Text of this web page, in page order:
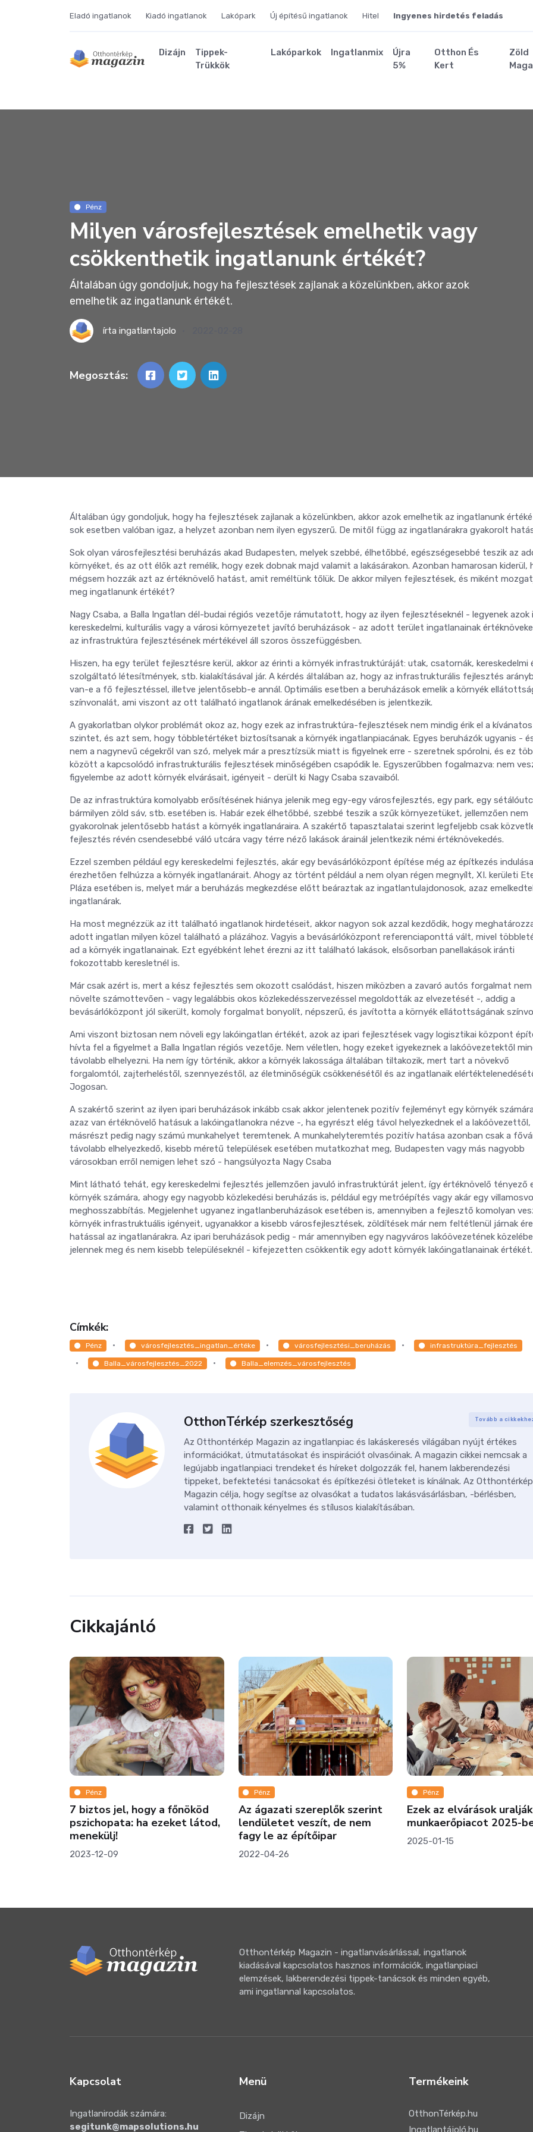
Eladó ingatlanok Kiadó ingatlanok Lakópark Új építésű ingatlanok Hitel Ingyenes hirdetés feladás
Dizájn
Tippek-
Trükkök
Lakóparkok Ingatlanmix
Újra
5%
Otthon És
Kert
Zöld
Pénz
Milyen városfejlesztések emelhetik vagy
csökkenthetik ingatlanunk értékét?
Általában úgy gondoljuk, hogy ha fejlesztések zajlanak a közelünkben, akkor azok
emelhetik az ingatlanunk értékét.
írta ingatlantajolo
Megosztás:
Általában úgy gondoljuk, hogy ha fejlesztések zajlanak a közelünkben, akkor azok emelhetik az ingatlanunk
sok esetben valóban igaz, a helyzet azonban nem ilyen egyszerű. De mitől függ az ingatlanárakra gyakorolt
Sok olyan városfejlesztési beruházás akad Budapesten, melyek szebbé, élhetőbbé, egészségesebbé teszik az
környéket, és az ott élők azt remélik, hogy ezek dobnak majd valamit a lakásárakon. Azonban hamarosan kiderül,
mégsem hozzák azt az értéknövelő hatást, amit reméltünk tőlük. De akkor milyen fejlesztések, és miként
meg ingatlanunk értékét?
Nagy Csaba, a Balla Ingatlan dél-budai régiós vezetője rámutatott, hogy az ilyen fejlesztéseknél - legyenek azok
kereskedelmi, kulturális vagy a városi környezetet javító beruházások - az adott terület ingatlanainak
az infrastruktúra fejlesztésének mértékével áll szoros összefüggésben.
Hiszen, ha egy terület fejlesztésre kerül, akkor az érinti a környék infrastruktúráját: utak, csatornák, kereskedelmi
szolgáltató létesítmények, stb. kialakításával jár. A kérdés általában az, hogy az infrastrukturális fejlesztés
van-e a fő fejlesztéssel, illetve jelentősebb-e annál. Optimális esetben a beruházások emelik a környék
színvonalát, ami viszont az ott található ingatlanok árának emelkedésében is jelentkezik.
A gyakorlatban olykor problémát okoz az, hogy ezek az infrastruktúra-fejlesztések nem mindig érik el a kívánatos
szintet, és azt sem, hogy többletértéket biztosítsanak a környék ingatlanpiacának. Egyes beruházók ugyanis -
nem a nagynevű cégekről van szó, melyek már a presztízsük miatt is figyelnek erre - szeretnek spórolni, és ez
között a kapcsolódó infrastrukturális fejlesztések minőségében csapódik le. Egyszerűbben fogalmazva: nem
figyelembe az adott környék elvárásait, igényeit - derült ki Nagy Csaba szavaiból.
De az infrastruktúra komolyabb erősítésének hiánya jelenik meg egy-egy városfejlesztés, egy park, egy
bármilyen zöld sáv, stb. esetében is. Habár ezek élhetőbbé, szebbé teszik a szűk környezetüket, jellemzően nem
gyakorolnak jelentősebb hatást a környék ingatlanáraira. A szakértő tapasztalatai szerint legfeljebb csak
fejlesztés révén csendesebbé váló utcára vagy térre néző lakások árainál jelentkezik némi értéknövekedés.
Ezzel szemben például egy kereskedelmi fejlesztés, akár egy bevásárlóközpont építése még az építkezés
érezhetően felhúzza a környék ingatlanárait. Ahogy az történt például a nem olyan régen megnyílt, XI. kerületi
Pláza esetében is, melyet már a beruházás megkezdése előtt beáraztak az ingatlantulajdonosok, azaz
ingatlanárak.
Ha most megnézzük az itt található ingatlanok hirdetéseit, akkor nagyon sok azzal kezdődik, hogy
adott ingatlan milyen közel található a plázához. Vagyis a bevásárlóközpont referenciaponttá vált, mivel
ad a környék ingatlanainak. Ezt egyébként lehet érezni az itt található lakások, elsősorban panellakások iránti
fokozottabb keresletnél is.
Már csak azért is, mert a kész fejlesztés sem okozott csalódást, hiszen miközben a zavaró autós forgalmat nem
növelte számottevően - vagy legalábbis okos közlekedésszervezéssel megoldották az elvezetését -, addig a
bevásárlóközpont jól sikerült, komoly forgalmat bonyolít, népszerű, és javította a környék ellátottságának
Ami viszont biztosan nem növeli egy lakóingatlan értékét, azok az ipari fejlesztések vagy logisztikai központ
hívta fel a figyelmet a Balla Ingatlan régiós vezetője. Nem véletlen, hogy ezeket igyekeznek a lakóövezetektől
távolabb elhelyezni. Ha nem így történik, akkor a környék lakossága általában tiltakozik, mert tart a növekvő
forgalomtól, zajterheléstől, szennyezéstől, az életminőségük csökkenésétől és az ingatlanaik
Jogosan.
A szakértő szerint az ilyen ipari beruházások inkább csak akkor jelentenek pozitív fejleményt egy környék
azaz van értéknövelő hatásuk a lakóingatlanokra nézve -, ha egyrészt elég távol helyezkednek el a lakóövezettől,
másrészt pedig nagy számú munkahelyet teremtenek. A munkahelyteremtés pozitív hatása azonban csak a
távolabb elhelyezkedő, kisebb méretű települések esetében mutatkozhat meg, Budapesten vagy más nagyobb
városokban erről nemigen lehet szó - hangsúlyozta Nagy Csaba
Mint látható tehát, egy kereskedelmi fejlesztés jellemzően javuló infrastruktúrát jelent, így értéknövelő tényező
környék számára, ahogy egy nagyobb közlekedési beruházás is, például egy metróépítés vagy akár egy
meghosszabbítás. Megjelenhet ugyanez ingatlanberuházások esetében is, amennyiben a fejlesztő komolyan
környék infrastruktuális igényeit, ugyanakkor a kisebb városfejlesztések, zöldítések már nem feltétlenül járnak
hatással az ingatlanárakra. Az ipari beruházások pedig - már amennyiben egy nagyváros lakóövezetének
jelennek meg és nem kisebb településeknél - kifejezetten csökkentik egy adott környék lakóingatlanainak értékét.
Címkék:
Pénz városfejlesztés_ingatlan_értéke városfejlesztési_beruházás infrastruktúra_fejlesztés
Balla_városfejlesztés_2022 Balla_elemzés_városfejlesztés
OtthonTérkép szerkesztőség Tovább a
Az Otthontérkép Magazin az ingatlanpiac és lakáskeresés világában nyújt értékes
információkat, útmutatásokat és inspirációt olvasóinak. A magazin cikkei nemcsak a
legújabb ingatlanpiaci trendeket és híreket dolgozzák fel, hanem lakberendezési
tippeket, befektetési tanácsokat és építkezési ötleteket is kínálnak. Az Otthontérkép
Magazin célja, hogy segítse az olvasókat a tudatos lakásvásárlásban, -bérlésben,
valamint otthonaik kényelmes és stílusos kialakításában.
Cikkajánló
Pénz
7 biztos jel, hogy a főnököd
pszichopata: ha ezeket látod,
menekülj!
2023-12-09
Pénz
Az ágazati szereplők szerint
lendületet veszít, de nem
fagy le az építőipar
2022-04-26
Pénz
Ezek az elvárások
munkaerőpiacot 2025-
2025-01-15
Otthontérkép Magazin - ingatlanvásárlással, ingatlanok
kiadásával kapcsolatos hasznos információk, ingatlanpiaci
elemzések, lakberendezési tippek-tanácsok és minden egyéb,
ami ingatlannal kapcsolatos.
Kapcsolat
Ingatlanirodák számára:
segitunk@mapsolutions.hu
Menü
Dizájn
Termékeink
OtthonTérkép.hu
Ingatlantájoló.hu